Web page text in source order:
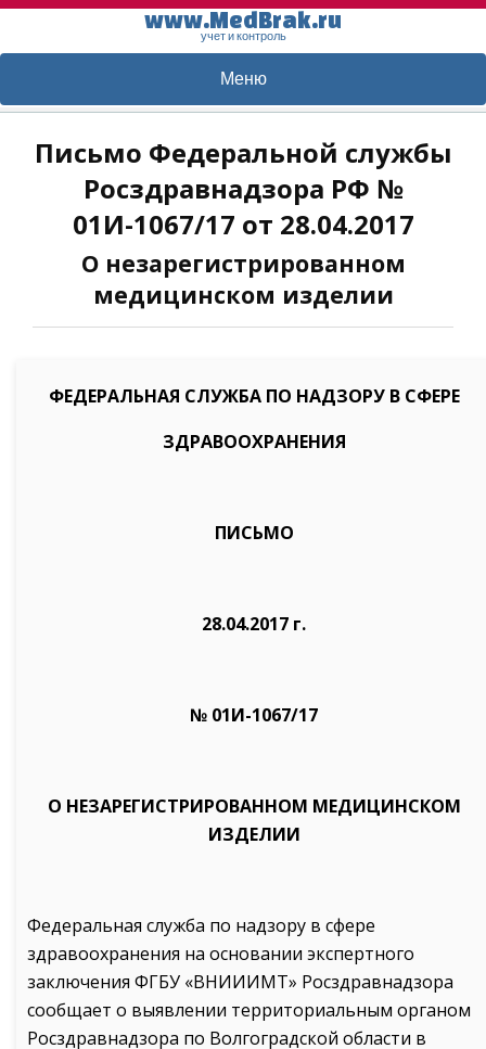
www.MedBrak.ru
учет и контроль
Меню
Письмо Федеральной службы
Росздравнадзора РФ №
01И-1067/17 от 28.04.2017
О незарегистрированном
медицинском изделии
ФЕДЕРАЛЬНАЯ СЛУЖБА ПО НАДЗОРУ В СФЕРЕ
ЗДРАВООХРАНЕНИЯ
ПИСЬМО
28.04.2017 г.
№ 01И-1067/17
О НЕЗАРЕГИСТРИРОВАННОМ МЕДИЦИНСКОМ
ИЗДЕЛИИ
Федеральная служба по надзору в сфере
здравоохранения на основании экспертного
заключения ФГБУ «ВНИИИМТ» Росздравнадзора
сообщает о выявлении территориальным органом
Росздравнадзора по Волгоградской области в